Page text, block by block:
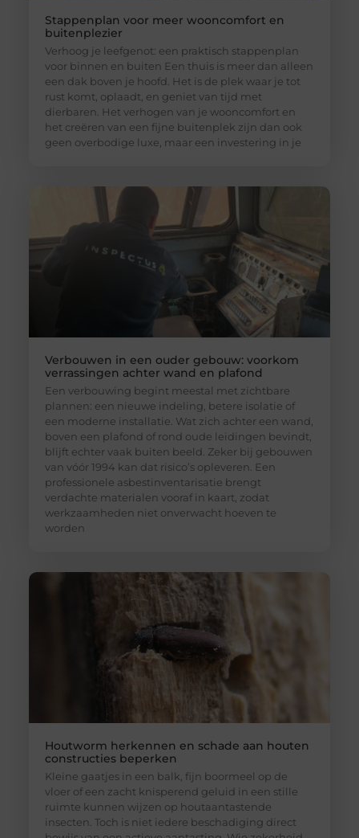
Stappenplan voor meer wooncomfort en
buitenplezier
Verhoog je leefgenot: een praktisch stappenplan
voor binnen en buiten Een thuis is meer dan alleen
een dak boven je hoofd. Het is de plek waar je tot
rust komt, oplaadt, en geniet van tijd met
dierbaren. Het verhogen van je wooncomfort en
het creëren van een fijne buitenplek zijn dan ook
geen overbodige luxe, maar een investering in je
Verbouwen in een ouder gebouw: voorkom
verrassingen achter wand en plafond
Een verbouwing begint meestal met zichtbare
plannen: een nieuwe indeling, betere isolatie of
een moderne installatie. Wat zich achter een wand,
boven een plafond of rond oude leidingen bevindt,
blijft echter vaak buiten beeld. Zeker bij gebouwen
van vóór 1994 kan dat risico’s opleveren. Een
professionele asbestinventarisatie brengt
verdachte materialen vooraf in kaart, zodat
werkzaamheden niet onverwacht hoeven te
worden
Houtworm herkennen en schade aan houten
constructies beperken
Kleine gaatjes in een balk, fijn boormeel op de
vloer of een zacht knisperend geluid in een stille
ruimte kunnen wijzen op houtaantastende
insecten. Toch is niet iedere beschadiging direct